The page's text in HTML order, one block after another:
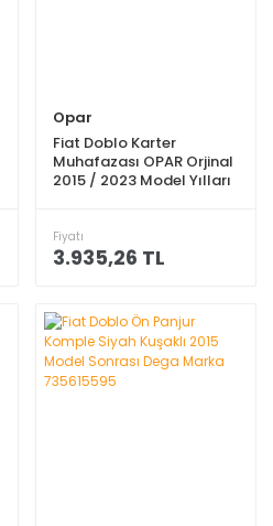
Opar
Fiat Doblo Karter
Muhafazası OPAR Orjinal
2015 / 2023 Model Yılları
Fiyatı
3.935,26 TL